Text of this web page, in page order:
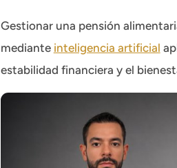
Gestionar una pensión
mediante inteligencia artificial
estabilidad financiera y el